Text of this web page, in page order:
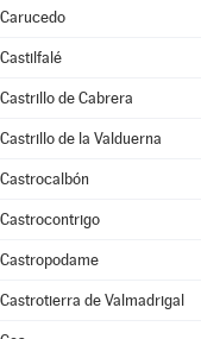
Carucedo
Castilfalé
Castrillo de Cabrera
Castrillo de la Valduerna
Castrocalbón
Castrocontrigo
Castropodame
Castrotierra de Valmadrigal